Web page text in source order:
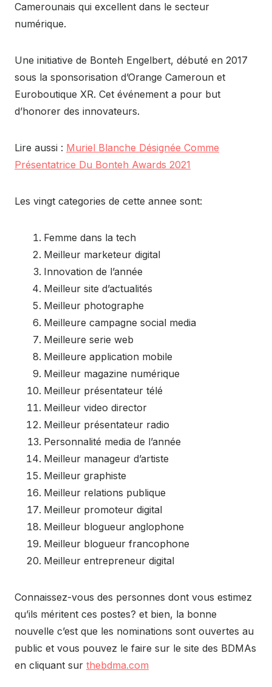
Camerounais qui excellent dans le secteur
numérique.
Une initiative de Bonteh Engelbert, débuté en 2017
sous la sponsorisation d’Orange Cameroun et
Euroboutique XR. Cet événement a pour but
d’honorer des innovateurs.
Lire aussi : Muriel Blanche Désignée Comme
Présentatrice Du Bonteh Awards 2021
Les vingt categories de cette annee sont:
Femme dans la tech
Meilleur marketeur digital
Innovation de l’année
Meilleur site d’actualités
Meilleur photographe
Meilleure campagne social media
Meilleure serie web
Meilleure application mobile
Meilleur magazine numérique
Meilleur présentateur télé
Meilleur video director
Meilleur présentateur radio
Personnalité media de l’année
Meilleur manageur d’artiste
Meilleur graphiste
Meilleur relations publique
Meilleur promoteur digital
Meilleur blogueur anglophone
Meilleur blogueur francophone
Meilleur entrepreneur digital
Connaissez-vous des personnes dont vous estimez
qu’ils méritent ces postes? et bien, la bonne
nouvelle c’est que les nominations sont ouvertes au
public et vous pouvez le faire sur le site des BDMAs
en cliquant sur thebdma.com